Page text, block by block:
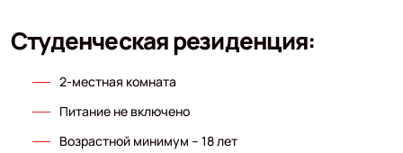
Студенческая резиденция:
2-местная комната
Питание не включено
Возрастной минимум – 18 лет